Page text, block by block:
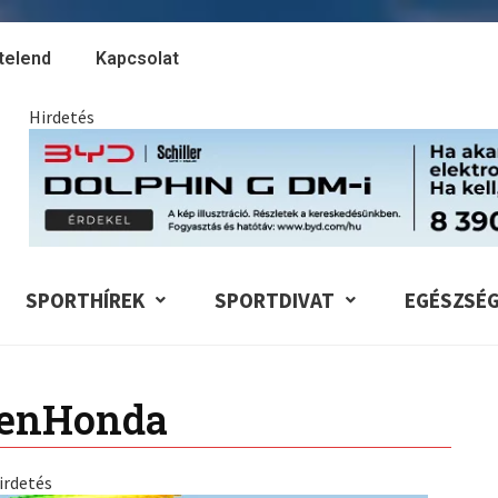
Kapcsolat
Hirdetés
SPORTHÍREK SPORTDIVAT EGÉSZSÉG